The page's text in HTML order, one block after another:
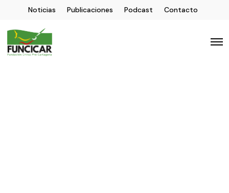
Noticias Publicaciones Podcast Contacto